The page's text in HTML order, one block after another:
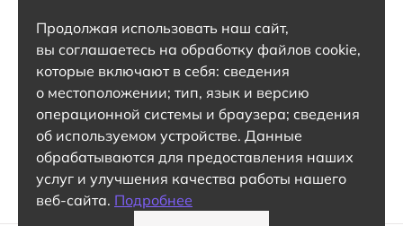
Для одежды
О Felfri
Блог
Поддержка
Контакты
Политика конфиденциальности
Пользовательское соглашение
Продолжая использовать наш сайт,
вы соглашаетесь на обработку файлов cookie,
которые включают в себя: сведения
о местоположении; тип, язык и версию
операционной системы и браузера; сведения
об используемом устройстве. Данные
обрабатываются для предоставления наших
услуг и улучшения качества работы нашего
веб-сайта. Подробнее